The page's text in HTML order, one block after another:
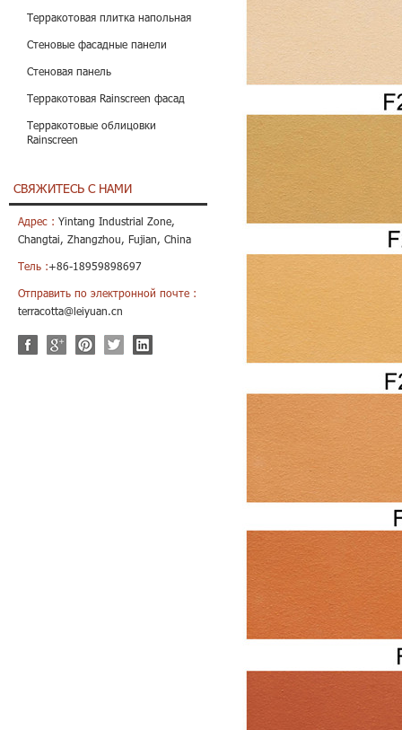
Терракотовая плитка напольная
Стеновые фасадные панели
Стеновая панель
Терракотовая Rainscreen фасад
Терракотовые облицовки
Rainscreen
СВЯЖИТЕСЬ С НАМИ
Адрес : Yintang Industrial Zone,
Changtai, Zhangzhou, Fujian, China
Тель :+86-18959898697
Отправить по электронной почте :
terracotta@leiyuan.cn